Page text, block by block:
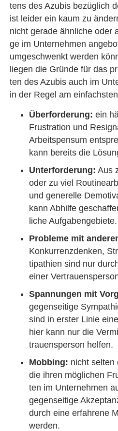
tens des Azu­bis be­züg­lich
ist lei­der ein kaum zu
nicht ge­ra­de ähn­li­che oder
ge im Un­ter­neh­men
um­ge­schwenkt wer­den
lie­gen die Grün­de für das
ten des Azu­bis auch im
in der Regel am
Über­for­de­rung: ein
Frus­tra­ti­on und
Ar­beits­pen­sum
kann be­reits die
Un­ter­for­de­rung: Aus
oder zu viel
und ge­ne­rel­le
kann Ab­hil­fe
li­che Auf­ga­ben­ge­bie­te.
Pro­ble­me mit
Kon­kur­renz­den­ken,
ti­pa­thi­en sind nur
einer
Span­nun­gen mit
ge­gen­sei­ti­ge
sind in ers­ter Linie
hier kann nur die
trau­ens­per­son hel­fen.
Mob­bing: nicht sel­ten
die ihren mög­li­chen
ten im Un­ter­neh­men
ge­gen­sei­ti­ge
durch eine er­fah­re­ne
wer­den.